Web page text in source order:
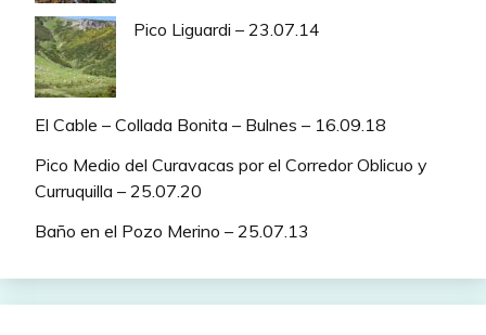
Pico Liguardi – 23.07.14
El Cable – Collada Bonita – Bulnes – 16.09.18
Pico Medio del Curavacas por el Corredor Oblicuo y
Curruquilla – 25.07.20
Baño en el Pozo Merino – 25.07.13